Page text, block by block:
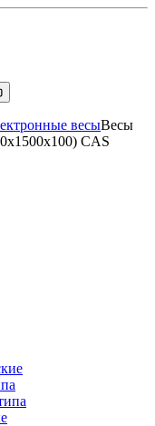
весыВесы
CAS